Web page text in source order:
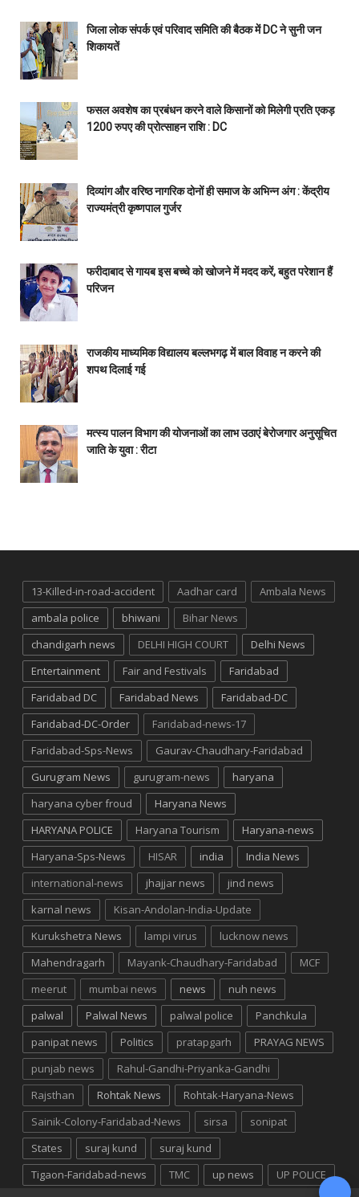
जिला लोक संपर्क एवं परिवाद समिति की बैठक में DC ने सुनी जन
शिकायतें
फसल अवशेष का प्रबंधन करने वाले किसानों को मिलेगी प्रति एकड़
1200 रुपए की प्रोत्साहन राशि : DC
दिव्यांग और वरिष्ठ नागरिक दोनों ही समाज के अभिन्न अंग : केंद्रीय
राज्यमंत्री कृष्णपाल गुर्जर
फरीदाबाद से गायब इस बच्चे को खोजने में मदद करें, बहुत परेशान हैं
परिजन
राजकीय माध्यमिक विद्यालय बल्लभगढ़ में बाल विवाह न करने की
शपथ दिलाई गई
मत्स्य पालन विभाग की योजनाओं का लाभ उठाएं बेरोजगार अनुसूचित
जाति के युवा : रीटा
13-Killed-in-road-accident Aadhar card
Ambala News
ambala police
bhiwani
Bihar News
chandigarh news
DELHI HIGH COURT
Delhi News
Entertainment
Fair and Festivals
Faridabad
Faridabad DC
Faridabad News
Faridabad-DC
Faridabad-DC-Order
Faridabad-news-17
Faridabad-Sps-News
Gaurav-Chaudhary-Faridabad
Gurugram News
gurugram-news
haryana
haryana cyber froud
Haryana News
HARYANA POLICE
Haryana Tourism
Haryana-news
Haryana-Sps-News
HISAR india
India News
international-news
jhajjar news
jind news
karnal news
Kisan-Andolan-India-Update
Kurukshetra News
lampi virus
lucknow news
Mahendragarh
Mayank-Chaudhary-Faridabad
MCF
meerut
mumbai news news
nuh news
palwal
Palwal News palwal police
Panchkula
panipat news
Politics pratapgarh
PRAYAG NEWS
punjab news
Rahul-Gandhi-Priyanka-Gandhi
Rajsthan
Rohtak News
Rohtak-Haryana-News
Sainik-Colony-Faridabad-News
sirsa
sonipat
States
suraj kund
suraj kund
Tigaon-Faridabad-news
TMC up news UP POLICE